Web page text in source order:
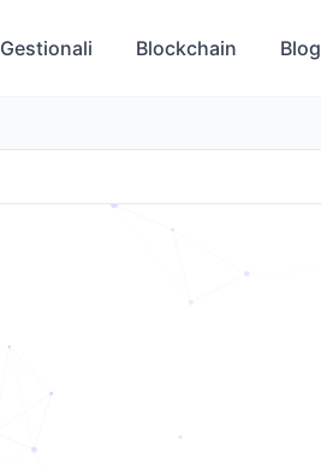
Gestionali Blockchain Blog